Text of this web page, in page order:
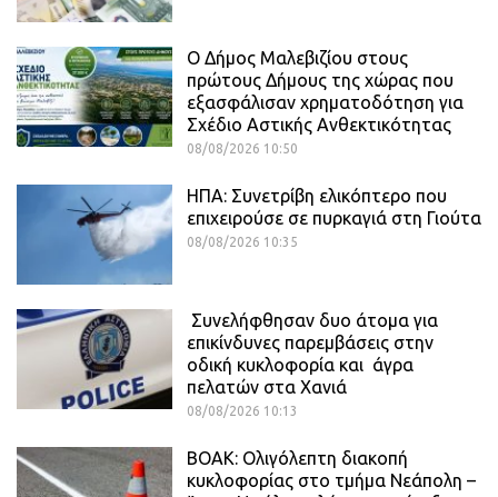
Ο Δήμος Μαλεβιζίου στους
πρώτους Δήμους της χώρας που
εξασφάλισαν χρηματοδότηση για
Σχέδιο Αστικής Ανθεκτικότητας
08/08/2026 10:50
ΗΠΑ: Συνετρίβη ελικόπτερο που
επιχειρούσε σε πυρκαγιά στη Γιούτα
08/08/2026 10:35
Συνελήφθησαν δυο άτομα για
επικίνδυνες παρεμβάσεις στην
οδική κυκλοφορία και άγρα
πελατών στα Χανιά
08/08/2026 10:13
ΒΟΑΚ: Ολιγόλεπτη διακοπή
κυκλοφορίας στο τμήμα Νεάπολη –